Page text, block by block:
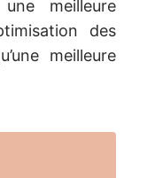
meilleure
des
meilleure